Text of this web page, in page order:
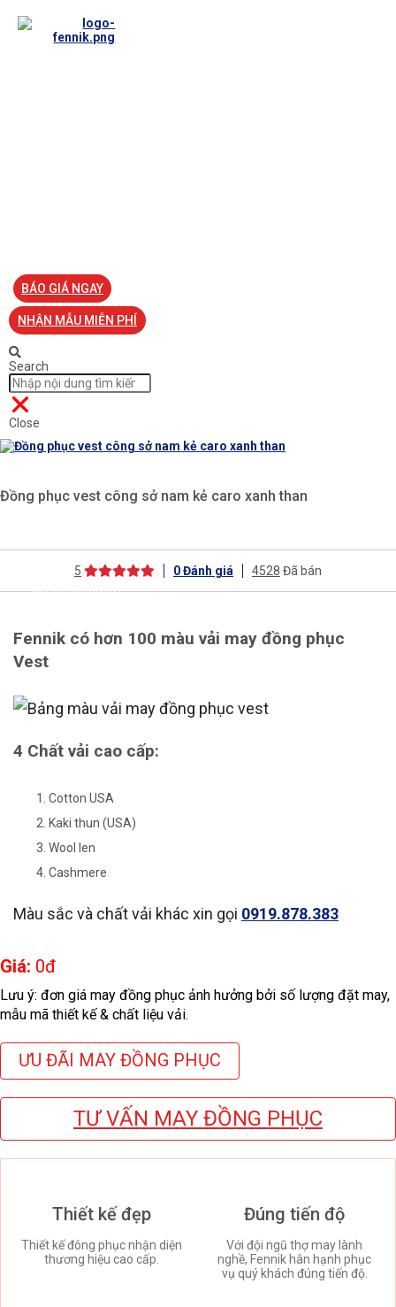
BÁO GIÁ NGAY
NHẬN MẪU MIỄN PHÍ
Search
Close
Đồng phục vest công sở nam kẻ caro xanh than
5 0Đánh giá 4528 Đã bán
Mô tả sản phẩm
Fennik có hơn 100 màu vải may đồng phục
Vest
4 Chất vải cao cấp:
Cotton USA
Kaki thun (USA)
Wool len
Cashmere
Màu sắc và chất vải khác xin gọi 0919.878.383
Giá: 0đ
Lưu ý: đơn giá may đồng phục ảnh hưởng bởi số lượng đặt may,
mẫu mã thiết kế & chất liệu vải.
ƯU ĐÃI MAY ĐỒNG PHỤC
TƯ VẤN MAY ĐỒNG PHỤC
Thiết kế đẹp
Thiết kế đông phục nhận diện
thương hiệu cao cấp.
Đúng tiến độ
Với đội ngũ thợ may lành
nghề, Fennik hân hạnh phục
vụ quý khách đúng tiến độ.